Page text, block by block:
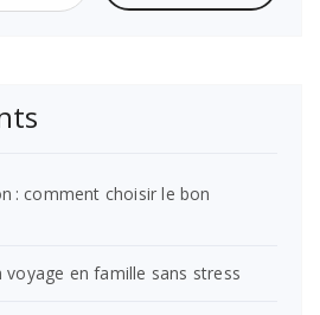
: comment choisir le bon
en famille sans stress